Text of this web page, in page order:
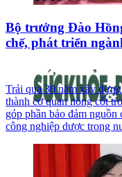
Bộ trưởng Đào
chế, phát triển
Trải qua 30 năm xây
thành cơ quan nòng cốt
góp phần bảo đảm
công nghiệp dược trong